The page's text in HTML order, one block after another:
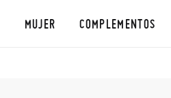
MUJER COMPLEMENTOS